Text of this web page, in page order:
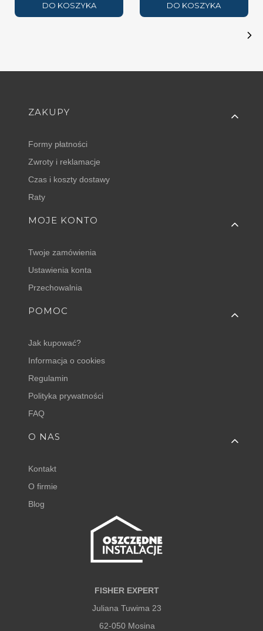
DO KOSZYKA DO KOSZYKA
Linki w stopce
ZAKUPY
Formy płatności
Zwroty i reklamacje
Czas i koszty dostawy
Raty
MOJE KONTO
Twoje zamówienia
Ustawienia konta
Przechowalnia
POMOC
Jak kupować?
Informacja o cookies
Regulamin
Polityka prywatności
FAQ
O NAS
Kontakt
O firmie
Blog
FISHER EXPERT
Juliana Tuwima 23
62-050 Mosina